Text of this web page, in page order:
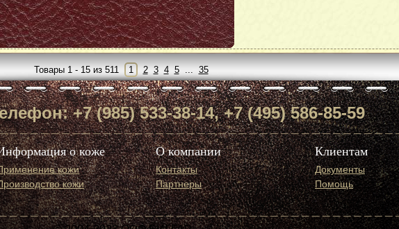
далее
Товары 1 - 15 из 511 1 2 3 4 5... 35
+7 (985) 533-38-14, +7 (495) 586-85-59
о коже
кожи
кожи
О компании
Контакты
Партнеры
Клиентам
Документы
Помощь